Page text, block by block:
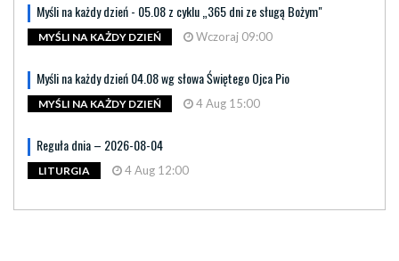
Myśli na każdy dzień - 05.08 z cyklu „365 dni ze sługą Bożym"
MYŚLI NA KAŻDY DZIEŃ Wczoraj 09:00
Myśli na każdy dzień 04.08 wg słowa Świętego Ojca Pio
MYŚLI NA KAŻDY DZIEŃ 4 Aug 15:00
Reguła dnia – 2026-08-04
LITURGIA 4 Aug 12:00